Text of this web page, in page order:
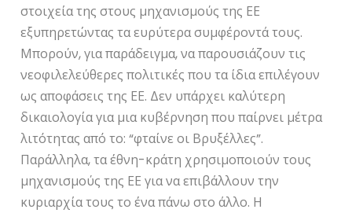
στοιχεία της στους μηχανισμούς της ΕΕ
εξυπηρετώντας τα ευρύτερα συμφέροντά τους.
Μπορούν, για παράδειγμα, να παρουσιάζουν τις
νεοφιλελεύθερες πολιτικές που τα ίδια επιλέγουν
ως αποφάσεις της ΕΕ. Δεν υπάρχει καλύτερη
δικαιολογία για μια κυβέρνηση που παίρνει μέτρα
λιτότητας από το: “φταίνε οι Βρυξέλλες”.
Παράλληλα, τα έθνη-κράτη χρησιμοποιούν τους
μηχανισμούς της ΕΕ για να επιβάλλουν την
κυριαρχία τους το ένα πάνω στο άλλο. Η